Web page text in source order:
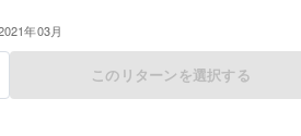
年03月
このリターンを選択する